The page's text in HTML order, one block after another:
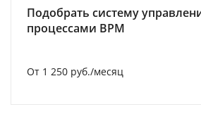
Подобрать систему
процессами BPM
От 1 250 руб./месяц